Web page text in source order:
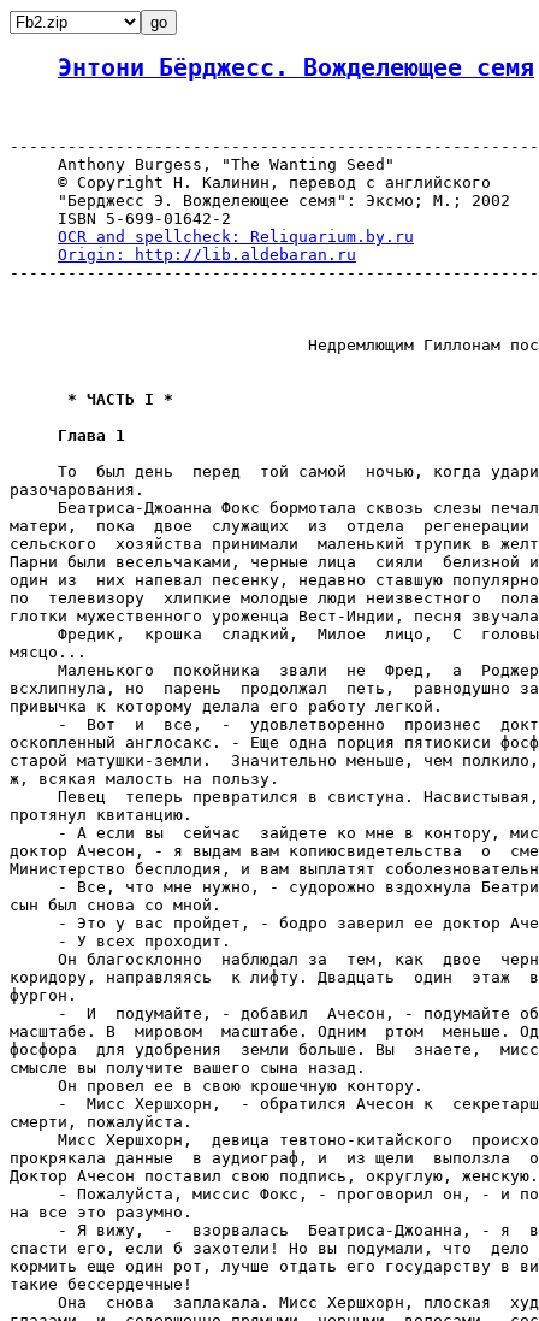
Энтони Бёрджесс. Вожделеющее семя
     Anthony Burgess, "The Wanting Seed"
     © Copyright Н. Калинин, перевод с английского
     "Берджесс Э. Вожделеющее семя": Эксмо; М.; 2002
     ISBN 5-699-01642-2
OCR and spellcheck: Reliquarium.by.ru
Origin: http://lib.aldebaran.ru
Недремлющим Гиллонам
* ЧАСТЬ I *
Глава 1
То  был день  перед  той самой  ночью, когда
разочарования.
Беатриса-Джоанна Фокс бормотала сквозь слезы
матери,  пока  двое  служащих  из  отдела  регенерации
сельского  хозяйства принимали  маленький трупик в
Парни были весельчаками, черные лица  сияли  белизной
один из  них напевал песенку, недавно ставшую
по  телевизору  хлипкие молодые люди неизвестного
глотки мужественного уроженца Вест-Индии, песня
Фредик,  крошка  сладкий,  Милое  лицо,  С
мясцо...
Маленького  покойника  звали  не  Фред,  а
всхлипнула, но  парень  продолжал  петь,  равнодушно
привычка к которому делала его работу легкой.
-  Вот  и  все,  -  удовлетворенно  произнес
оскопленный англосакс. - Еще одна порция пятиокиси
старой матушки-земли.  Значительно меньше, чем
ж, всякая малость на пользу.
Певец  теперь превратился в свистуна.
протянул квитанцию.
- А если вы  сейчас  зайдете ко мне в контору,
доктор Ачесон, - я выдам вам копиюсвидетельства  о
Министерство бесплодия, и вам выплатят
- Все, что мне нужно, - судорожно вздохнула
сын был снова со мной.
- Это у вас пройдет, - бодро заверил ее доктор
     - У всех проходит.
Он благосклонно  наблюдал за  тем, как  двое
коридору, направляясь  к лифту. Двадцать  один  этаж
фургон.
-  И  подумайте, - добавил  Ачесон, - подумайте
масштабе. В  мировом  масштабе. Одним  ртом  меньше.
фосфора  для удобрения  земли больше. Вы  знаете,
смысле вы получите вашего сына назад.
     Он провел ее в свою крошечную контору.
-  Мисс Хершхорн,  - обратился Ачесон к
смерти, пожалуйста.
Мисс Хершхорн,  девица тевтоно-китайского
прокрякала данные  в аудиограф, и  из щели  выползла
Доктор Ачесон поставил свою подпись, округлую, женскую.
- Пожалуйста, миссис Фокс, - проговорил он, - и
на все это разумно.
- Я вижу,  -  взорвалась  Беатриса-Джоанна, - я
спасти его, если б захотели! Но вы подумали, что
кормить еще один рот, лучше отдать его государству в
такие бессердечные!
Она  снова  заплакала. Мисс Хершхорн, плоская